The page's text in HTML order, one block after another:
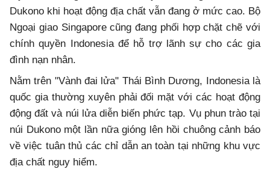
Dukono khi hoạt động địa chất vẫn đang ở mức cao. Bộ
Ngoại giao Singapore cũng đang phối hợp chặt chẽ với
chính quyền Indonesia để hỗ trợ lãnh sự cho các gia
đình nạn nhân.
Nằm trên "Vành đai lửa" Thái Bình Dương, Indonesia là
quốc gia thường xuyên phải đối mặt với các hoạt động
động đất và núi lửa diễn biến phức tạp. Vụ phun trào tại
núi Dukono một lần nữa gióng lên hồi chuông cảnh báo
về việc tuân thủ các chỉ dẫn an toàn tại những khu vực
địa chất nguy hiểm.